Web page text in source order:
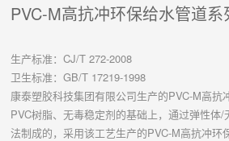
PVC-M高抗冲环保给水管道系
生产标准：CJ/T 272-2008
卫生标准：GB/T 17219-1998
康泰塑胶科技集团有限公司生产的PVC-M高抗
PVC树脂、无毒稳定剂的基础上，通过弹性体
法制成的，采用该工艺生产的PVC-M高抗冲环